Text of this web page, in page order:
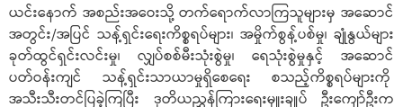
ယင်းနောက် အစည်းအဝေးသို့ တက်ရောက်လာကြသူများမှ အဆောင်
အတွင်း/အပြင် သန့်ရှင်းရေးကိစ္စရပ်များ၊ အမှိုက်စွန့်ပစ်မှု၊ ချုံနွယ်များ
ခုတ်ထွင်ရှင်းလင်းမှု၊ လျှပ်စစ်မီးသုံးစွဲမှု၊ ရေသုံးစွဲမှုနှင့် အဆောင်
ပတ်ဝန်းကျင် သန့်ရှင်းသာယာမှုရှိစေရေး စသည့်ကိစ္စရပ်များကို
အသီးသီးတင်ပြခဲ့ကြပြီး ဒုတိယညွှန်ကြားရေးမှူးချုပ် ဦးကျော်ဦးက